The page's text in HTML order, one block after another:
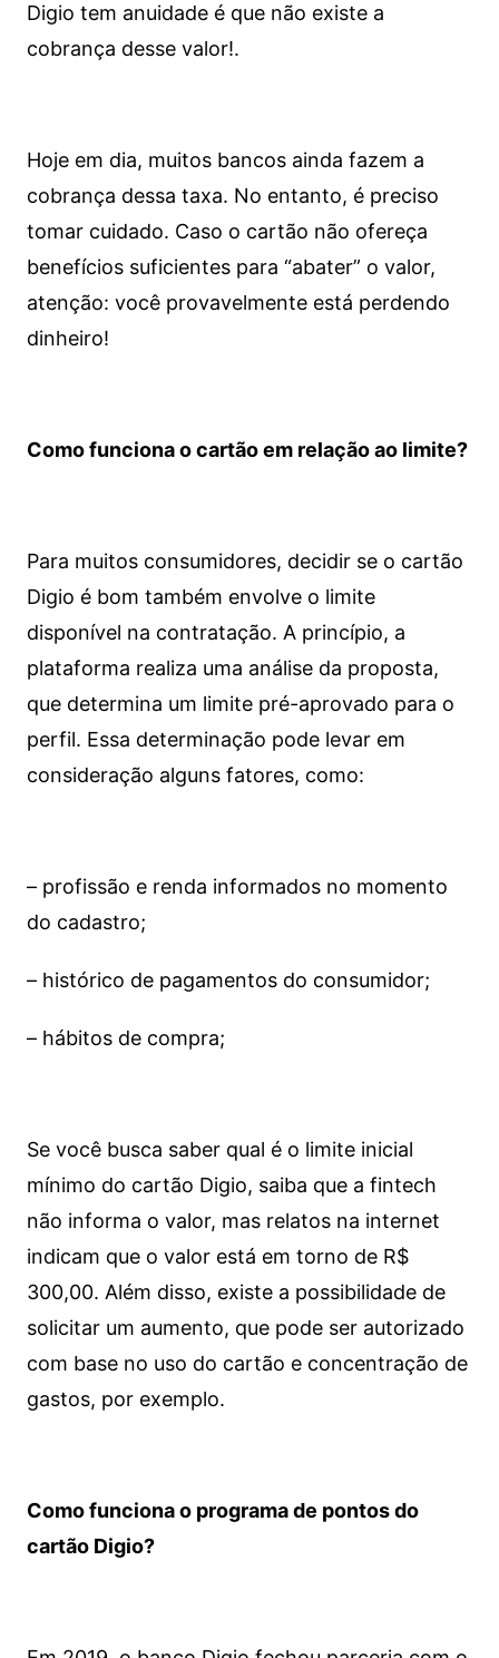
Digio tem anuidade é que não existe a
cobrança desse valor!.
Hoje em dia, muitos bancos ainda fazem a
cobrança dessa taxa. No entanto, é preciso
tomar cuidado. Caso o cartão não ofereça
benefícios suficientes para “abater” o valor,
atenção: você provavelmente está perdendo
dinheiro!
Como funciona o cartão em relação ao limite?
Para muitos consumidores, decidir se o cartão
Digio é bom também envolve o limite
disponível na contratação. A princípio, a
plataforma realiza uma análise da proposta,
que determina um limite pré-aprovado para o
perfil. Essa determinação pode levar em
consideração alguns fatores, como:
– profissão e renda informados no momento
do cadastro;
– histórico de pagamentos do consumidor;
– hábitos de compra;
Se você busca saber qual é o limite inicial
mínimo do cartão Digio, saiba que a fintech
não informa o valor, mas relatos na internet
indicam que o valor está em torno de R$
300,00. Além disso, existe a possibilidade de
solicitar um aumento, que pode ser autorizado
com base no uso do cartão e concentração de
gastos, por exemplo.
Como funciona o programa de pontos do
cartão Digio?